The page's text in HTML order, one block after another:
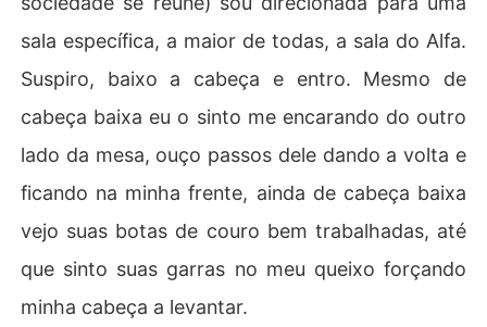
sala específica, a maior de todas, a sala do Alfa.
Suspiro, baixo a cabeça e entro. Mesmo de
cabeça baixa eu o sinto me encarando do outro
lado da mesa, ouço passos dele dando a volta e
ficando na minha frente, ainda de cabeça baixa
vejo suas botas de couro bem trabalhadas, até
que sinto suas garras no meu queixo forçando
minha cabeça a levantar.